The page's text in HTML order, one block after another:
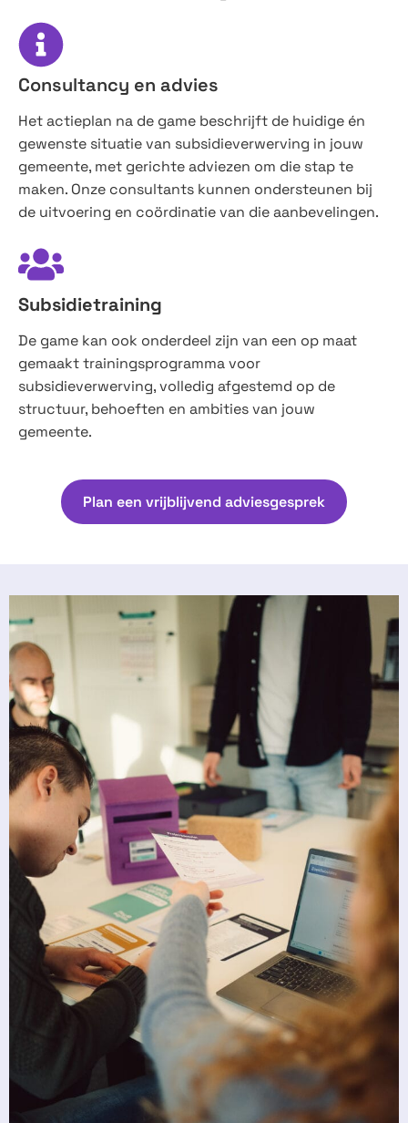
Consultancy en advies
Het actieplan na de game beschrijft de huidige én
gewenste situatie van subsidieverwerving in jouw
gemeente, met gerichte adviezen om die stap te
maken. Onze consultants kunnen ondersteunen bij
de uitvoering en coördinatie van die aanbevelingen.
Subsidietraining
De game kan ook onderdeel zijn van een op maat
gemaakt trainingsprogramma voor
subsidieverwerving, volledig afgestemd op de
structuur, behoeften en ambities van jouw
gemeente.
Plan een vrijblijvend adviesgesprek